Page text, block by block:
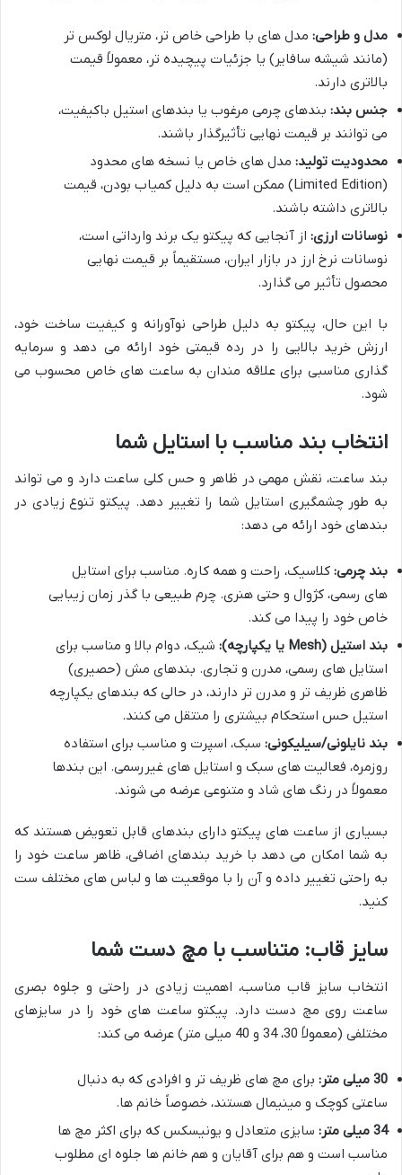
مدل و طراحی: مدل های با طراحی خاص تر، متریال لوکس تر
(مانند شیشه سافایر) یا جزئیات پیچیده تر، معمولاً قیمت
بالاتری دارند.
جنس بند: بندهای چرمی مرغوب یا بندهای استیل باکیفیت،
می توانند بر قیمت نهایی تأثیرگذار باشند.
محدودیت تولید: مدل های خاص یا نسخه های محدود
(Limited Edition) ممکن است به دلیل کمیاب بودن، قیمت
بالاتری داشته باشند.
نوسانات ارزی: از آنجایی که پیکتو یک برند وارداتی است،
نوسانات نرخ ارز در بازار ایران، مستقیماً بر قیمت نهایی
محصول تأثیر می گذارد.
با این حال، پیکتو به دلیل طراحی نوآورانه و کیفیت ساخت خود،
ارزش خرید بالایی را در رده قیمتی خود ارائه می دهد و سرمایه
گذاری مناسبی برای علاقه مندان به ساعت های خاص محسوب می
شود.
انتخاب بند مناسب با استایل شما
بند ساعت، نقش مهمی در ظاهر و حس کلی ساعت دارد و می تواند
به طور چشمگیری استایل شما را تغییر دهد. پیکتو تنوع زیادی در
بندهای خود ارائه می دهد:
بند چرمی: کلاسیک، راحت و همه کاره. مناسب برای استایل
های رسمی، کژوال و حتی هنری. چرم طبیعی با گذر زمان زیبایی
خاص خود را پیدا می کند.
بند استیل (Mesh یا یکپارچه):
شیک، دوام بالا و مناسب برای
استایل های رسمی، مدرن و تجاری. بندهای مش (حصیری)
ظاهری ظریف تر و مدرن تر دارند، در حالی که بندهای یکپارچه
استیل حس استحکام بیشتری را منتقل می کنند.
بند نایلونی/سیلیکونی: سبک، اسپرت و مناسب برای استفاده
روزمره، فعالیت های سبک و استایل های غیررسمی. این بندها
معمولاً در رنگ های شاد و متنوعی عرضه می شوند.
بسیاری از ساعت های پیکتو دارای بندهای قابل تعویض هستند که
به شما امکان می دهد با خرید بندهای اضافی، ظاهر ساعت خود را
به راحتی تغییر داده و آن را با موقعیت ها و لباس های مختلف ست
کنید.
سایز قاب: متناسب با مچ دست شما
انتخاب سایز قاب مناسب، اهمیت زیادی در راحتی و جلوه بصری
ساعت روی مچ دست دارد. پیکتو ساعت های خود را در سایزهای
مختلفی (معمولاً 30، 34 و 40 میلی متر) عرضه می کند:
30 میلی متر:
برای مچ های ظریف تر و افرادی که به دنبال
ساعتی کوچک و مینیمال هستند، خصوصاً خانم ها.
34 میلی متر:
سایزی متعادل و یونیسکس که برای اکثر مچ ها
مناسب است و هم برای آقایان و هم خانم ها جلوه ای مطلوب